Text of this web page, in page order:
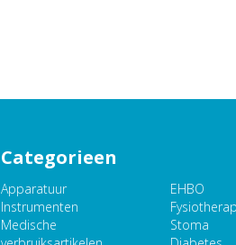
Categorieen
Apparatuur
Instrumenten
Medische
EHBO
Stoma